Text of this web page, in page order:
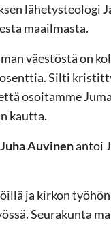
lähetysteologi
maailmasta.
väestöstä on
Silti
osoitamme
kautta.
Juha Auvinenantoi
ja kirkon
Seurakunta